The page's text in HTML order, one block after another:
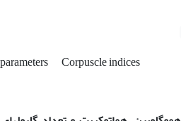
Corpuscle indices